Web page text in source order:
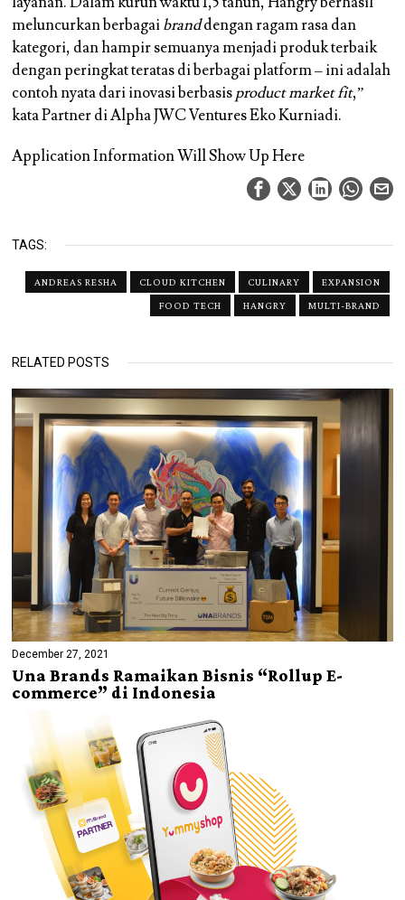
meluncurkan berbagaibranddengan ragam rasa dan
kategori, dan hampir semuanya menjadi produk terbaik
dengan peringkat teratas di berbagai platform – ini adalah
contoh nyata dari inovasi berbasisproduct market fit,”
kata Partner di Alpha JWC Ventures Eko Kurniadi.
Application Information Will Show Up Here
TAGS:
ANDREAS RESHA CLOUD KITCHEN CULINARY
EXPANSION
FOOD TECH
HANGRY MULTI-BRAND
RELATED POSTS
December 27, 2021
Una Brands Ramaikan Bisnis “Rollup E-
commerce” di Indonesia